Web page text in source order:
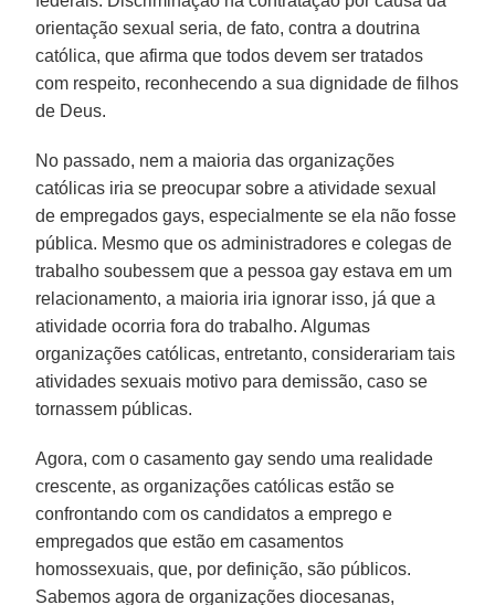
orientação sexual seria, de fato, contra a doutrina
católica, que afirma que todos devem ser tratados
com respeito, reconhecendo a sua dignidade de filhos
de Deus.
No passado, nem a maioria das organizações
católicas iria se preocupar sobre a atividade sexual
de empregados gays, especialmente se ela não fosse
pública. Mesmo que os administradores e colegas de
trabalho soubessem que a pessoa gay estava em um
relacionamento, a maioria iria ignorar isso, já que a
atividade ocorria fora do trabalho. Algumas
organizações católicas, entretanto, considerariam tais
atividades sexuais motivo para demissão, caso se
tornassem públicas.
Agora, com o casamento gay sendo uma realidade
crescente, as organizações católicas estão se
confrontando com os candidatos a emprego e
empregados que estão em casamentos
homossexuais, que, por definição, são públicos.
Sabemos agora de organizações diocesanas,